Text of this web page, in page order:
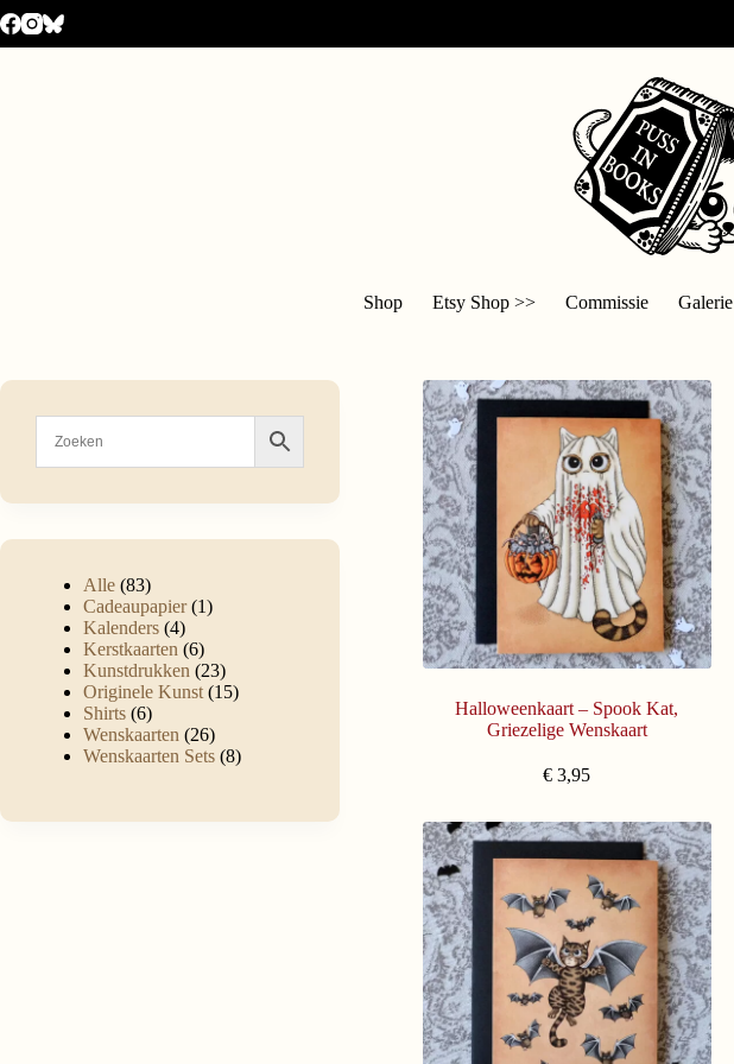
Shop Etsy Shop >> Commissie Galerie
Halloweenkaart – Spook Kat,
Griezelige Wenskaart
€ 3,95
Alle 83
Cadeaupapier 1
Kalenders 4
Kerstkaarten 6
Kunstdrukken
23
Originele Kunst 15
Shirts 6
Wenskaarten
26
Wenskaarten Sets 8